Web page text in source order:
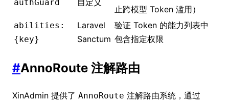
authGuard
止跨模型 Token 滥用）
abilities:
{key}
Laravel
Sanctum
验证 Token 的能力列表中
包含指定权限
#AnnoRoute 注解路由
XinAdmin 提供了 AnnoRoute 注解路由系统，通过